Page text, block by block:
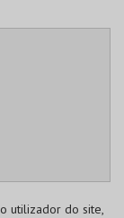
utilizador do site,